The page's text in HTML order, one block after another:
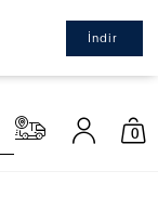
İndir
0